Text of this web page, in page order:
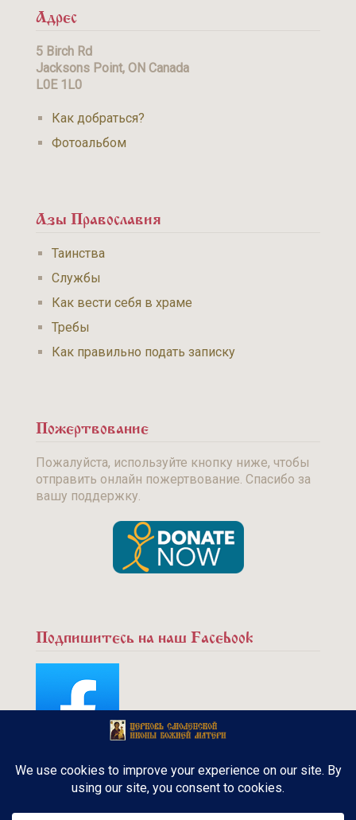
Адрес
5 Birch Rd
Jacksons Point, ON Canada
L0E 1L0
Как добраться?
Фотоальбом
Азы Православия
Таинства
Службы
Как вести себя в храме
Требы
Как правильно подать записку
Пожертвование
Пожалуйста, используйте кнопку ниже, чтобы
отправить онлайн пожертвование. Спасибо за
вашу поддержку.
Подпишитесь на наш Facebook